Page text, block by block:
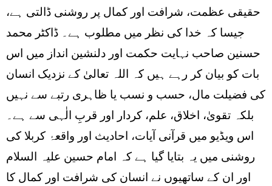
حقیقی عظمت، شرافت اور کمال پر روشنی ڈالتی ہے،
جیسا کہ خدا کی نظر میں مطلوب ہے۔ ڈاکٹر محمد
حسنین صاحب نہایت حکمت اور دلنشین انداز میں اس
بات کو بیان کر رہے ہیں کہ اللہ تعالیٰ کے نزدیک انسان
کی فضیلت مال، حسب و نسب یا ظاہری رتبے سے نہیں
بلکہ تقویٰ، اخلاق، علم، کردار اور قربِ الٰہی سے ہے۔
اس ویڈیو میں قرآنی آیات، احادیث اور واقعۂ کربلا کی
روشنی میں یہ بتایا گیا ہے کہ امام حسین علیہ السلام
اور ان کے ساتھیوں نے انسان کی شرافت اور کمال کا